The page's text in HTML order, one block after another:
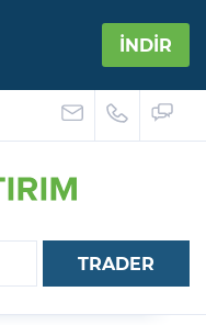
İNDİR
TRADER